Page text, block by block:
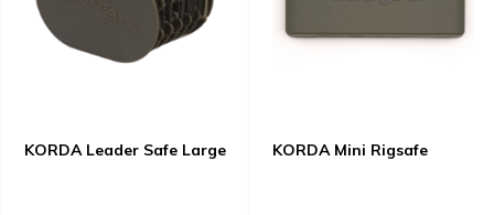
KORDA Leader Safe Large KORDA Mini Rigsafe